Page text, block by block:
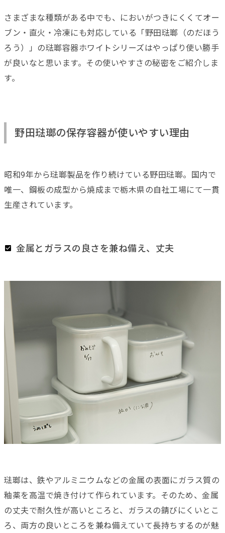
さまざまな種類がある中でも、においがつきにくくてオー
ブン・直火・冷凍にも対応している「野田琺瑯（のだほう
ろう）」の琺瑯容器ホワイトシリーズはやっぱり使い勝手
が良いなと思います。その使いやすさの秘密をご紹介しま
す。
野田琺瑯の保存容器が使いやすい理由
昭和9年から琺瑯製品を作り続けている野田琺瑯。国内で
唯一、 鋼板の成型から焼成まで栃木県の自社工場にて一貫
生産されています。
金属とガラスの良さを兼ね備え、丈夫
琺瑯は、鉄やアルミニウムなどの金属の表面にガラス質の
釉薬を高温で焼き付けて作られています。そのため、金属
の丈夫で耐久性が高いところと、ガラスの錆びにくいとこ
ろ、両方の良いところを兼ね備えていて長持ちするのが魅